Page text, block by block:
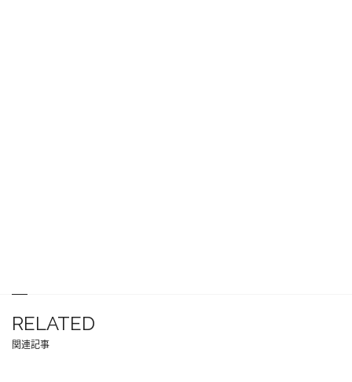
RELATED
関連記事